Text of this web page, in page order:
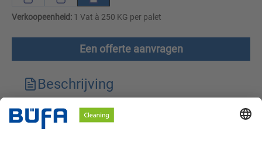
Verkoopeenheid: 1 Vat à 250 KG per palet
Een offerte aanvragen
Beschrijving
Technische kenmerken